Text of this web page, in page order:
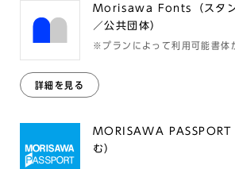
Morisawa Fonts（スタン
／公共団体）
※プランによって利用可能書体
詳細を見る
MORISAWA PASSPORT
む）